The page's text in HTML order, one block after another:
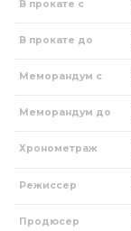
В прокате с
В прокате до
Меморандум с
Меморандум до
Хронометраж
Режиссер
Продюсер